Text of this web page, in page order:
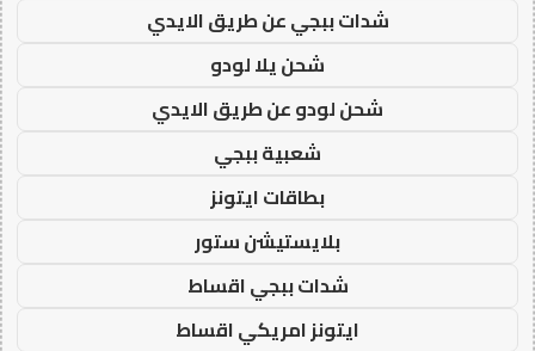
شدات ببجي عن طريق الايدي
شحن يلا لودو
شحن لودو عن طريق الايدي
شعبية ببجي
بطاقات ايتونز
بلايستيشن ستور
شدات ببجي اقساط
ايتونز امريكي اقساط